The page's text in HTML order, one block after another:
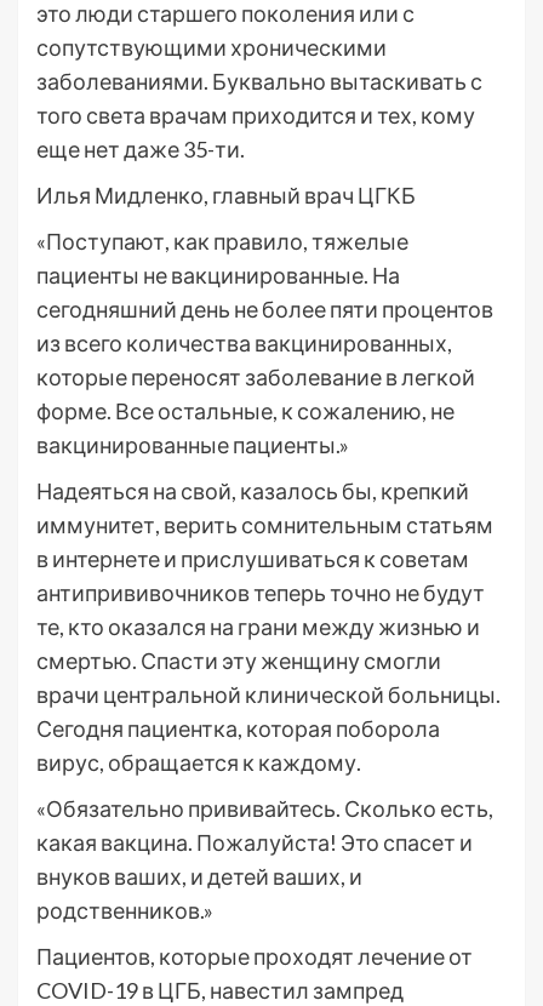
это люди старшего поколения или с
сопутствующими хроническими
заболеваниями. Буквально вытаскивать с
того света врачам приходится и тех, кому
еще нет даже 35-ти.
Илья Мидленко, главный врач ЦГКБ
«Поступают, как правило, тяжелые
пациенты не вакцинированные. На
сегодняшний день не более пяти процентов
из всего количества вакцинированных,
которые переносят заболевание в легкой
форме. Все остальные, к сожалению, не
вакцинированные пациенты.»
Надеяться на свой, казалось бы, крепкий
иммунитет, верить сомнительным статьям
в интернете и прислушиваться к советам
антипрививочников теперь точно не будут
те, кто оказался на грани между жизнью и
смертью. Спасти эту женщину смогли
врачи центральной клинической больницы.
Сегодня пациентка, которая поборола
вирус, обращается к каждому.
«Обязательно прививайтесь. Сколько есть,
какая вакцина. Пожалуйста! Это спасет и
внуков ваших, и детей ваших, и
родственников.»
Пациентов, которые проходят лечение от
COVID-19 в ЦГБ, навестил зампред